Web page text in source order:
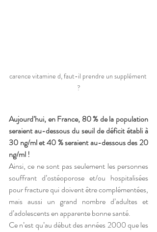
carence vitamine d, faut-il prendre un supplément
?
Aujourd’hui, en France, 80 % de la population
seraient au-dessous du seuil de déficit établi à
30 ng/ml et 40 % seraient au-dessous des 20
ng/ml !
Ainsi, ce ne sont pas seulement les personnes
souffrant d’ostéoporose et/ou hospitalisées
pour fracture qui doivent être complémentées,
mais aussi un grand nombre d’adultes et
d’adolescents en apparente bonne santé.
Ce n’est qu’au début des années 2000 que les